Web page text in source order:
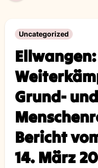
Uncategorized
Ellwangen:
Grund- und
Bericht
14. März